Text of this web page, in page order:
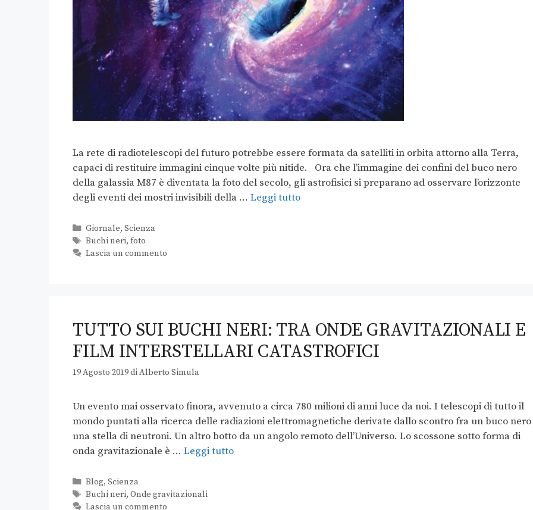
La rete di radiotelescopi del futuro potrebbe essere formata da satelliti in orbita attorno alla Terra,
capaci di restituire immagini cinque volte più nitide. Ora che l’immagine dei confini del buco nero
della galassia M87 è diventata la foto del secolo, gli astrofisici si preparano ad osservare l’orizzonte
degli eventi dei mostri invisibili della … Leggi tutto
Giornale, Scienza
Buchi neri, foto
Lascia un commento
TUTTO SUI BUCHI NERI: TRA ONDE GRAVITAZIONALI E
FILM INTERSTELLARI CATASTROFICI
19 Agosto 2019diAlberto Simula
Un evento mai osservato finora, avvenuto a circa 780 milioni di anni luce da noi. I telescopi di tutto il
mondo puntati alla ricerca delle radiazioni elettromagnetiche derivate dallo scontro fra un buco nero
una stella di neutroni. Un altro botto da un angolo remoto dell’Universo. Lo scossone sotto forma di
onda gravitazionale è … Leggi tutto
Blog, Scienza
Buchi neri, Onde gravitazionali
Lascia un commento